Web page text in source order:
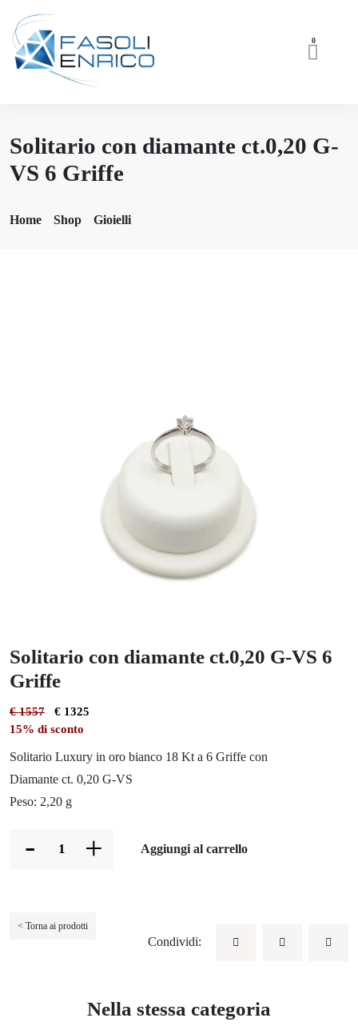
0
Solitario con diamante ct.0,20 G-
VS 6 Griffe
Home Shop Gioielli
Solitario con diamante ct.0,20 G-VS 6
Griffe
€ 1557
€ 1325
15% di sconto
Solitario Luxury in oro bianco 18 Kt a 6 Griffe con
Diamante ct. 0,20 G-VS
Peso: 2,20 g
- + Aggiungi al carrello
< Torna ai prodotti
Condividi:
Nella stessa categoria